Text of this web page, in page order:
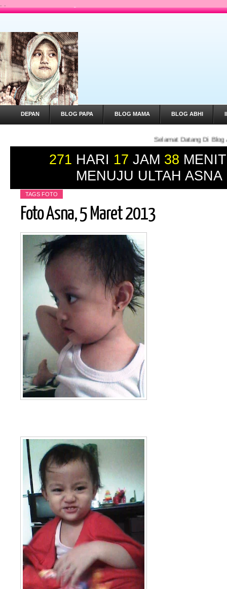
. .
DEPAN BLOG PAPA BLOG MAMA BLOG ABHI
Selamat Datang Di Blog Asna Gaess ... Yuk
271 HARI 17 JAM 38 MENIT
MENUJU ULTAH ASNA
TAGS FOTO
Foto Asna, 5 Maret 2013